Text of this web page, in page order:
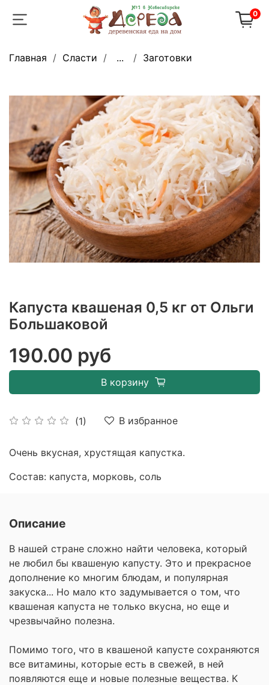
0
Главная Сласти ... Заготовки
Капуста квашеная 0,5 кг от Ольги
Большаковой
(1) В избранное
190.00 руб
В корзину
Очень вкусная, хрустящая капустка.
Состав: капуста, морковь, соль
Описание
В нашей стране сложно найти человека, который
не любил бы квашеную капусту. Это и прекрасное
дополнение ко многим блюдам, и популярная
закуска... Но мало кто задумывается о том, что
квашеная капуста не только вкусна, но еще и
чрезвычайно полезна.
Помимо того, что в квашеной капусте сохраняются
все витамины, которые есть в свежей, в ней
появляются еще и новые полезные вещества. К